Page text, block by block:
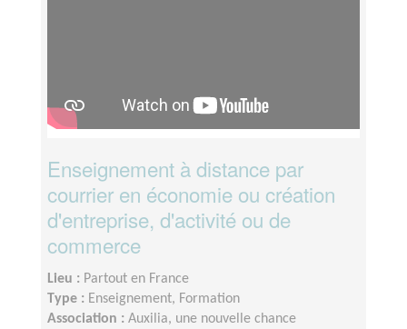
Enseignement à distance par
courrier en économie ou création
d'entreprise, d'activité ou de
commerce
Lieu : Partout en France
Type : Enseignement, Formation
Association : Auxilia, une nouvelle chance